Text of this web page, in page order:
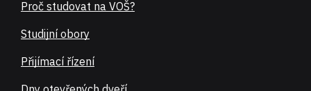
Proč studovat na VOŠ?
Studijní obory
Přijímací řízení